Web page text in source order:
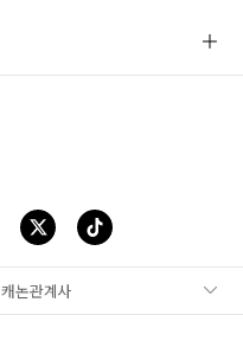
사이트맵
캐논관계사